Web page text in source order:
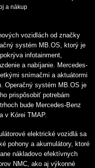
a nákup
vozidlách od značky
systém MB.OS, ktorý je
infotainment,
a nabíjanie. Mercedes-
snímačmi a aktuátormi
Operačný systém MB.OS je
prispôsobiť potrebám
bude Mercedes-Benz
v Kórei TMAP.
elektrické vozidlá sa
pohony a akumulátory, ktoré
nákladovo efektívnych
NMC, ako aj výkonné